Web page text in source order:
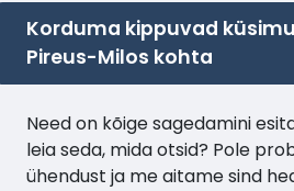
Korduma kippuvad
Pireus-Milos kohta
Need on kõige sagedamini
leia seda, mida otsid? Pole
ühendust ja me aitame sind